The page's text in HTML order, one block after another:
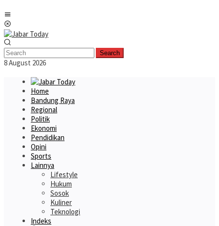
to
content
Search
8 August 2026
Home
Bandung Raya
Regional
Politik
Ekonomi
Pendidikan
Opini
Sports
Lainnya
Lifestyle
Hukum
Sosok
Kuliner
Teknologi
Indeks